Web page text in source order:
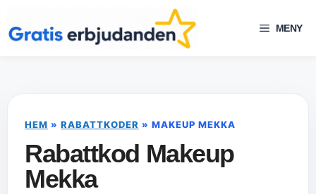
till
innehåll
MENY
HEM »RABATTKODER » MAKEUP MEKKA
Rabattkod Makeup
Mekka